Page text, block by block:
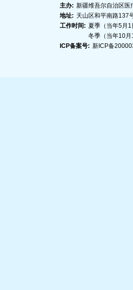
主办: 新疆维吾尔自治区医
地址: 天山区和平南路137
工作时间: 夏季（当年5月
冬季（当年10
ICP备案号: 新ICP备